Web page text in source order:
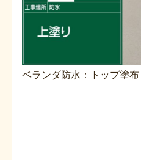
ベランダ防水：トップ塗布